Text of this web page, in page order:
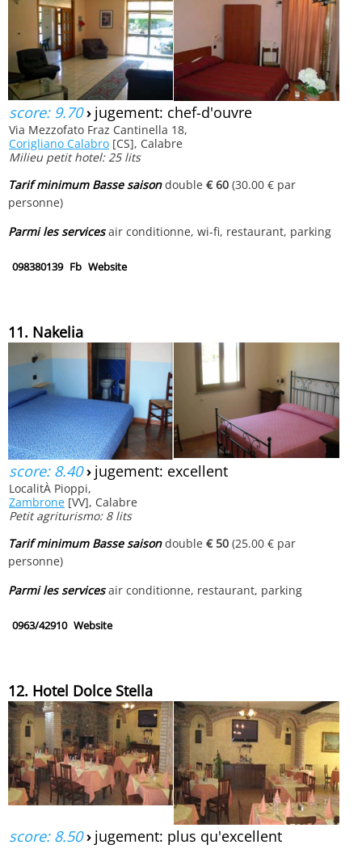
score: 9.70› jugement: chef-d'ouvre
Via Mezzofato Fraz Cantinella 18,
Corigliano Calabro [CS], Calabre
Milieu petit hotel: 25 lits
Tarif minimum Basse saisondouble€ 60 (30.00 € par
personne)
Parmi les servicesair conditionne, wi-fi, restaurant, parking
098380139 Fb Website
11. Nakelia
score: 8.40› jugement: excellent
LocalitÀ Pioppi,
Zambrone [VV], Calabre
Petit agriturismo: 8 lits
Tarif minimum Basse saisondouble€ 50 (25.00 € par
personne)
Parmi les servicesair conditionne, restaurant, parking
0963/42910 Website
12. Hotel Dolce Stella
score: 8.50› jugement: plus qu'excellent